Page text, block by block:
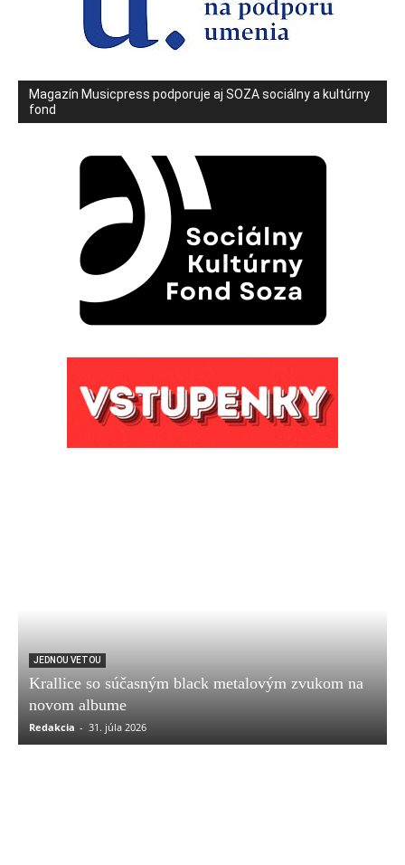
Magazín Musicpress podporuje aj SOZA sociálny a kultúrny
fond
JEDNOU VETOU
Krallice so súčasným black metalovým zvukom na
novom albume
Redakcia - 31. júla 2026